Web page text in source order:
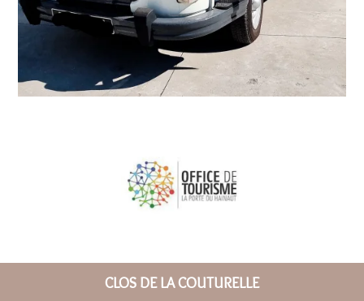
CLOS DE LA COUTURELLE